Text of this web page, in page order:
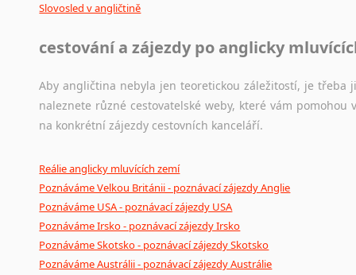
Slovosled v angličtině
cestování a zájezdy po anglicky
Aby angličtina nebyla jen teoretickou záležitostí, je
naleznete různé cestovatelské weby, které vám
na konkrétní zájezdy cestovních kanceláří.
Reálie anglicky mluvících zemí
Poznáváme Velkou Británii - poznávací zájezdy Anglie
Poznáváme USA - poznávací zájezdy USA
Poznáváme Irsko - poznávací zájezdy Irsko
Poznáváme Skotsko - poznávací zájezdy Skotsko
Poznáváme Austrálii - poznávací zájezdy Austrálie